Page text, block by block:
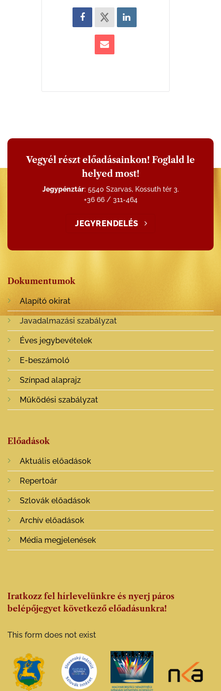
Vegyél részt előadásainkon! Foglald le
helyed most!
Jegypénztár: 5540 Szarvas, Kossuth tér 3.
+36 66 / 311-464
JEGYRENDELÉS
Dokumentumok
Alapító okirat
Javadalmazási szabályzat
Éves jegybevételek
E-beszámoló
Színpad alaprajz
Működési szabályzat
Előadások
Aktuális előadások
Repertoár
Szlovák előadások
Archív előadások
Média megjelenések
Iratkozz fel hírlevelünkre és nyerj páros
belépőjegyet következő előadásunkra!
This form does not exist